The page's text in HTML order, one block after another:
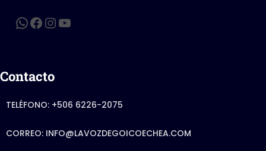
Contacto
TELÉFONO: +506 6226-2075
CORREO: INFO@LAVOZDEGOICOECHEA.COM